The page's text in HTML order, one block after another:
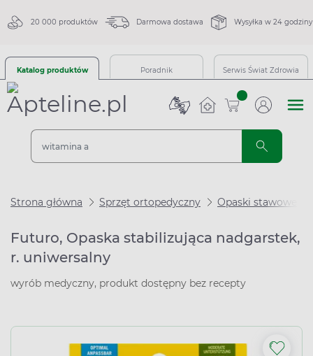
20 000 produktów Darmowa dostawa Wysyłka w 24 godziny
Katalog produktów Poradnik Serwis Świat Zdrowia
sztuk
Strona główna Sprzęt ortopedyczny Opaski stawowe
Futuro, Opaska stabilizująca nadgarstek,
r. uniwersalny
wyrób medyczny, produkt dostępny bez recepty